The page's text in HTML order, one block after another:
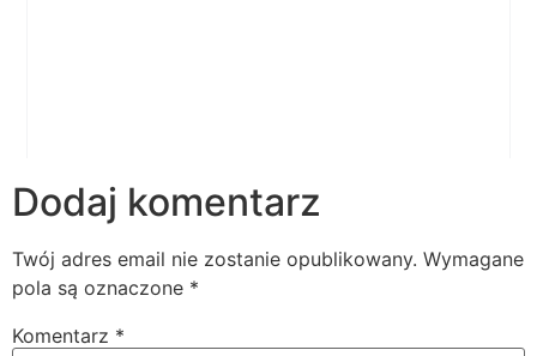
Dodaj komentarz
Twój adres email nie zostanie opublikowany. Wymagane
pola są oznaczone *
Komentarz *